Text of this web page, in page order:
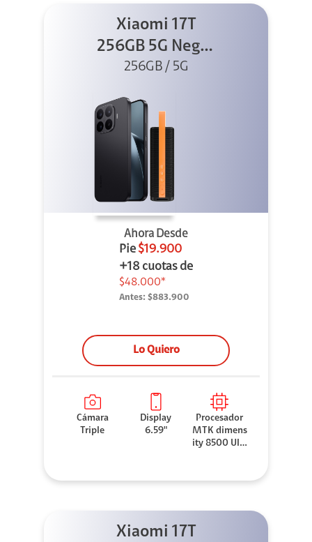
Xiaomi 17T
256GB 5G Negro
+ Sound
256GB / 5G
Ahora Desde
Pie $19.900
+18 cuotas de
$48.000*
Antes: $883.900
Lo Quiero
Cámara
Triple
Display
6.59"
Procesador
MTK dimens
ity 8500 Ultr
Xiaomi 17T